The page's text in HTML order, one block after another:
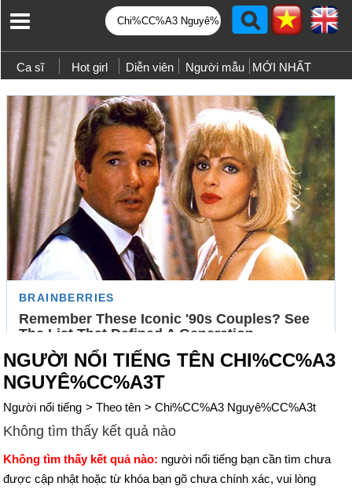
Ca sĩ Hot girl Diễn viên Người mẫu MỚI NHẤT
NGƯỜI NỔI TIẾNG TÊN CHI%CC%A3
NGUYÊ%CC%A3T
Người nổi tiếng > Theo tên > Chi%CC%A3 Nguyê%CC%A3t
Không tìm thấy kết quả nào
Không tìm thấy kết quả nào: người nổi tiếng bạn cần tìm chưa
được cập nhật hoặc từ khóa bạn gõ chưa chính xác, vui lòng